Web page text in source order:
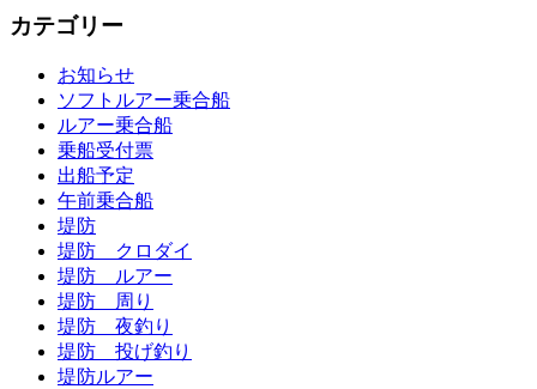
カテゴリー
お知らせ
ソフトルアー乗合船
ルアー乗合船
乗船受付票
出船予定
午前乗合船
堤防
堤防 クロダイ
堤防 ルアー
堤防 周り
堤防 夜釣り
堤防 投げ釣り
堤防ルアー